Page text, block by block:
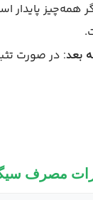
همه‌چیز پایدار
بعد: در صورت
مصرف